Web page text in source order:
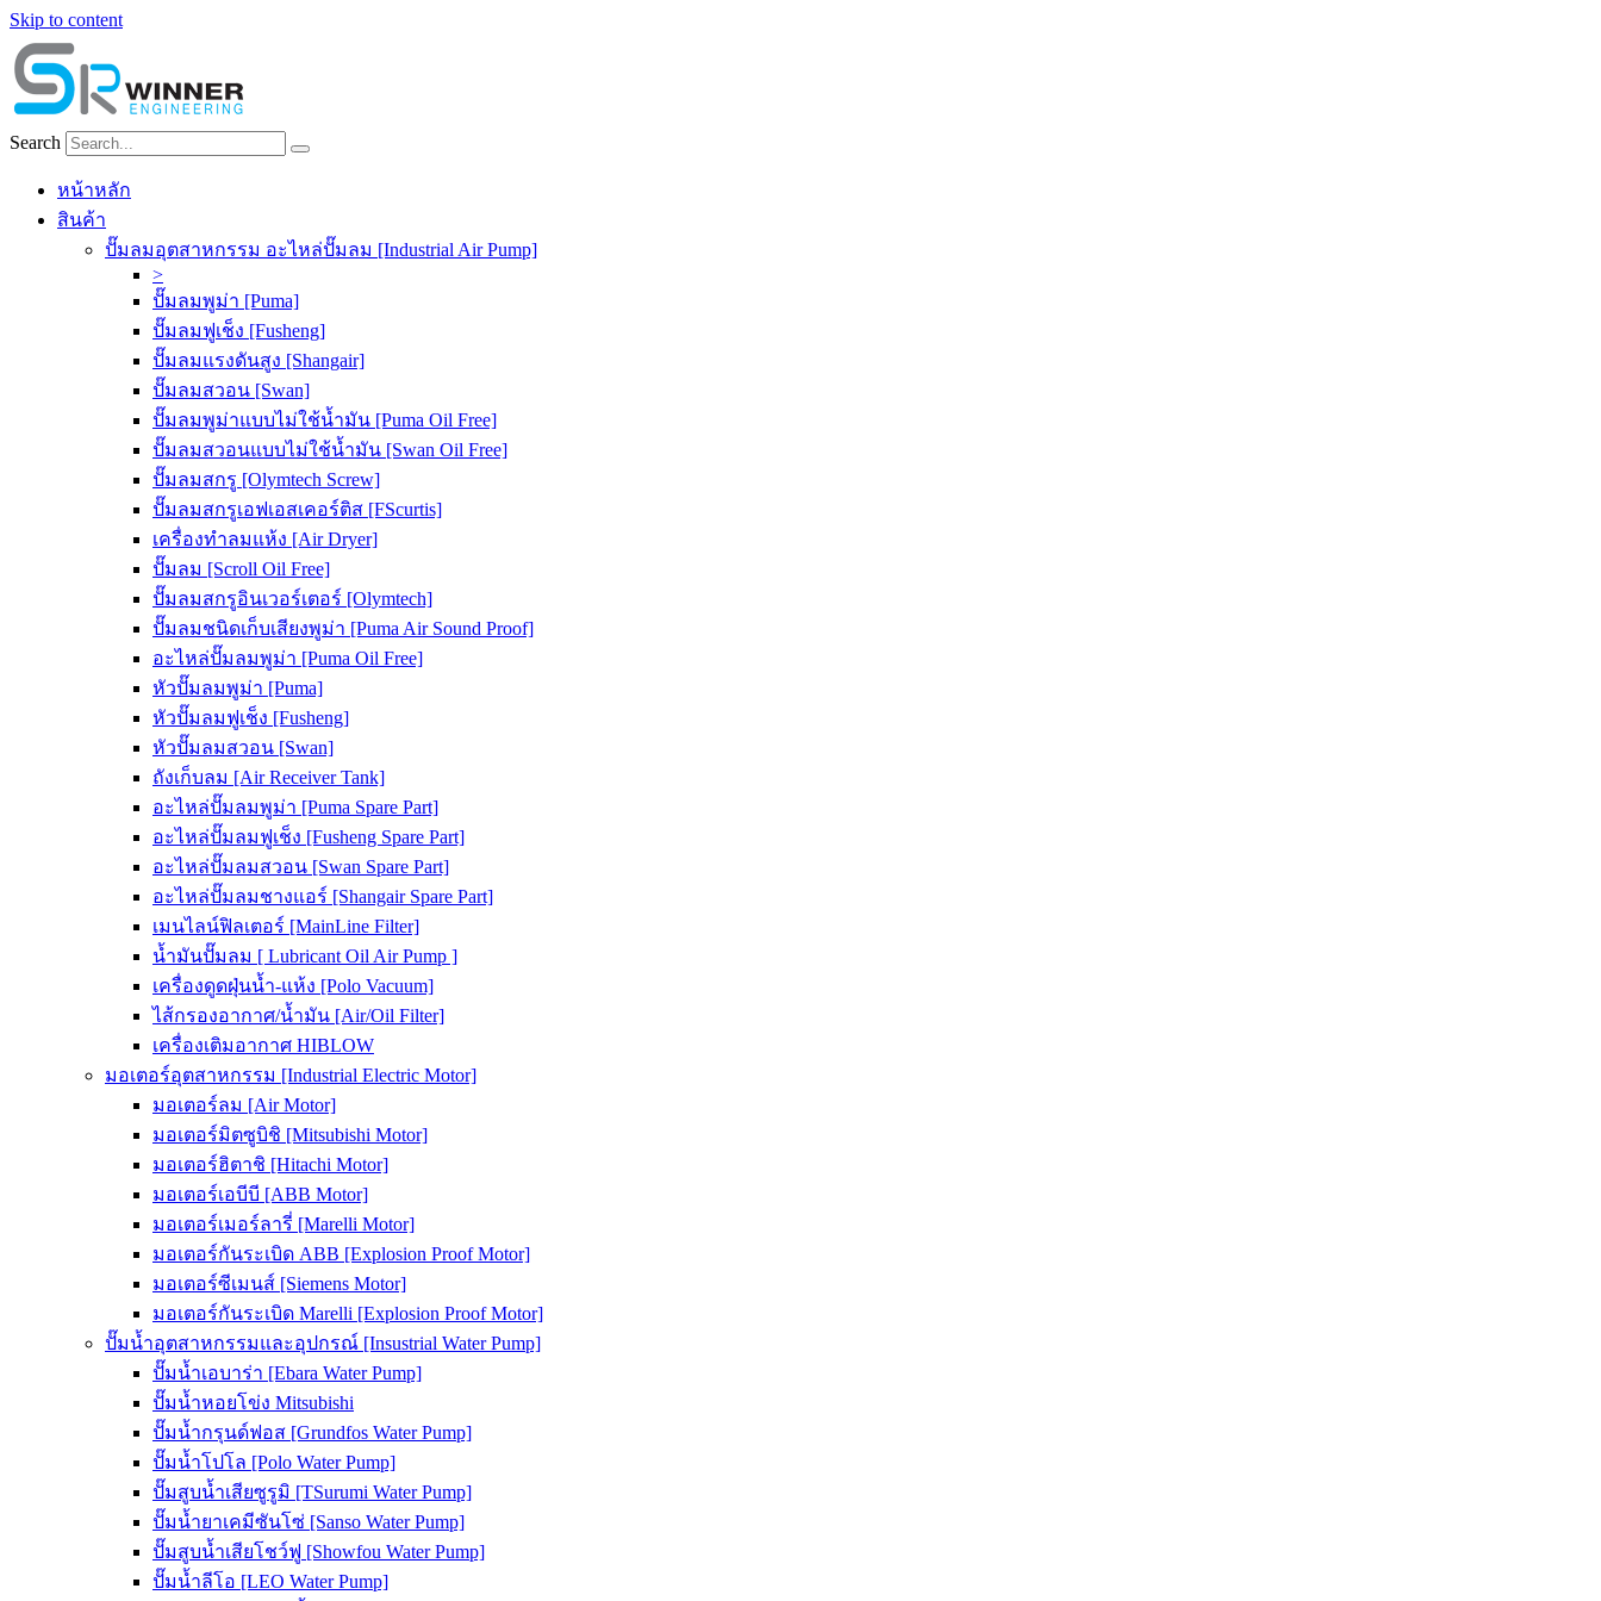
Skip to content
Search
หน้าหลัก
สินค้า
ปั๊มลมอุตสาหกรรม อะไหล่ปั๊มลม [Industrial Air Pump]
>
ปั๊มลมพูม่า [Puma]
ปั๊มลมฟูเช็ง [Fusheng]
ปั๊มลมแรงดันสูง [Shangair]
ปั๊มลมสวอน [Swan]
ปั๊มลมพูม่าแบบไม่ใช้น้ำมัน [Puma Oil Free]
ปั๊มลมสวอนแบบไม่ใช้น้ำมัน [Swan Oil Free]
ปั๊มลมสกรู [Olymtech Screw]
ปั๊มลมสกรูเอฟเอสเคอร์ติส [FScurtis]
เครื่องทำลมแห้ง [Air Dryer]
ปั๊มลม [Scroll Oil Free]
ปั๊มลมสกรูอินเวอร์เตอร์ [Olymtech]
ปั๊มลมชนิดเก็บเสียงพูม่า [Puma Air Sound Proof]
อะไหล่ปั๊มลมพูม่า [Puma Oil Free]
หัวปั๊มลมพูม่า [Puma]
หัวปั๊มลมฟูเช็ง [Fusheng]
หัวปั๊มลมสวอน [Swan]
ถังเก็บลม [Air Receiver Tank]
อะไหล่ปั๊มลมพูม่า [Puma Spare Part]
อะไหล่ปั๊มลมฟูเช็ง [Fusheng Spare Part]
อะไหล่ปั๊มลมสวอน [Swan Spare Part]
อะไหล่ปั๊มลมชางแอร์ [Shangair Spare Part]
เมนไลน์ฟิลเตอร์ [MainLine Filter]
น้ำมันปั๊มลม [ Lubricant Oil Air Pump ]
เครื่องดูดฝุ่นน้ำ-แห้ง [Polo Vacuum]
ไส้กรองอากาศ/น้ำมัน [Air/Oil Filter]
เครื่องเติมอากาศ HIBLOW
มอเตอร์อุตสาหกรรม [Industrial Electric Motor]
มอเตอร์ลม [Air Motor]
มอเตอร์มิตซูบิชิ [Mitsubishi Motor]
มอเตอร์ฮิตาชิ [Hitachi Motor]
มอเตอร์เอบีบี [ABB Motor]
มอเตอร์เมอร์ลารี่ [Marelli Motor]
มอเตอร์กันระเบิด ABB [Explosion Proof Motor]
มอเตอร์ซีเมนส์ [Siemens Motor]
มอเตอร์กันระเบิด Marelli [Explosion Proof Motor]
ปั๊มน้ำอุตสาหกรรมและอุปกรณ์ [Insustrial Water Pump]
ปั๊มน้ำเอบาร่า [Ebara Water Pump]
ปั๊มน้ำหอยโข่ง Mitsubishi
ปั๊มน้ำกรุนด์ฟอส [Grundfos Water Pump]
ปั๊มน้ำโปโล [Polo Water Pump]
ปั๊มสูบน้ำเสียซูรูมิ [TSurumi Water Pump]
ปั๊มน้ำยาเคมีซันโซ่ [Sanso Water Pump]
ปั๊มสูบน้ำเสียโชว์ฟู [Showfou Water Pump]
ปั๊มน้ำลีโอ [LEO Water Pump]